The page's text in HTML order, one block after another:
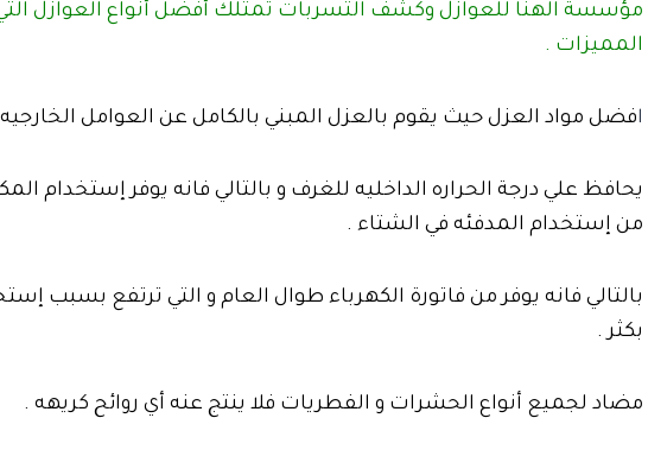
مؤسسة الهنا للعوازل وكشف التسربات تمتلك أفضل أنواع العوازل التي
المميزات .
افضل مواد العزل حيث يقوم بالعزل المبني بالكامل عن العوامل
يحافظ علي درجة الحراره الداخليه للغرف و بالتالي فانه يوفر إستخدام
من إستخدام المدفئه في الشتاء .
بالتالي فانه يوفر من فاتورة الكهرباء طوال العام و التي ترتفع بسبب
بكثر .
مضاد لجميع أنواع الحشرات و الفطريات فلا ينتج عنه أي روائح كريهه .